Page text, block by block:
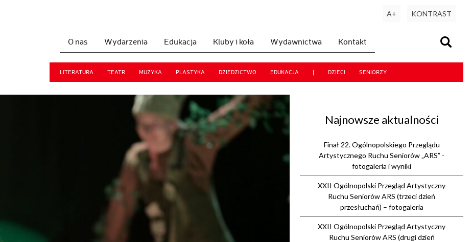
O nas Wydarzenia Edukacja Kluby i koła Wydawnictwa Kontakt
LITERATURA TEATR MUZYKA PLASTYKA DZIEDZICTWO EDUKACJA | DZIECI SENIORZY
A+ KONTRAST
Najnowsze aktualności
Finał 22. Ogólnopolskiego Przeglądu
Artystycznego Ruchu Seniorów „ARS” -
fotogaleria i wyniki
XXII Ogólnopolski Przegląd Artystyczny
Ruchu Seniorów ARS (trzeci dzień
przesłuchań) – fotogaleria
XXII Ogólnopolski Przegląd Artystyczny
Ruchu Seniorów ARS (drugi dzień